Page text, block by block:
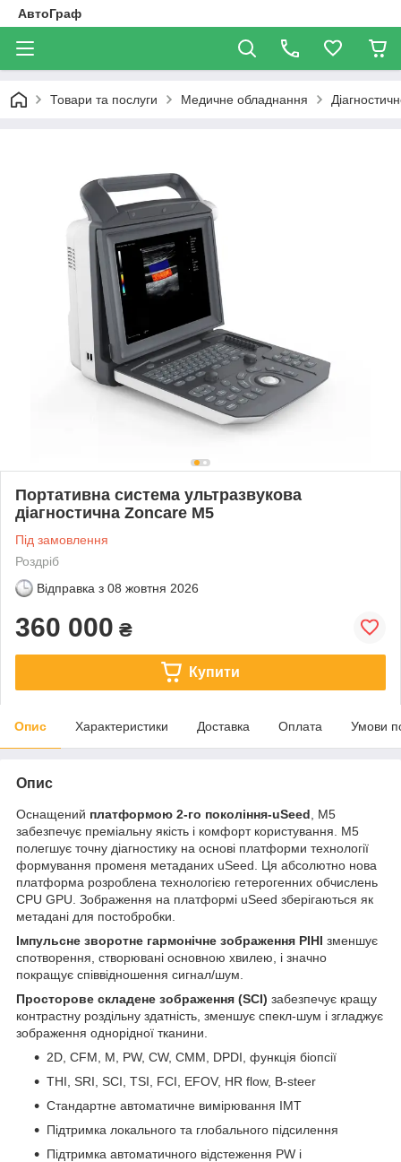
АвтоГраф
Товари та послуги Медичне обладнання
Портативна система ультразвукова
діагностична Zoncare M5
Під замовлення
Роздріб
Відправка з 08 жовтня 2026
360 000 ₴
Купити
Опис Характеристики Доставка Оплата Умови
Опис
Оснащений платформою 2-го покоління-uSeed , М5
забезпечує преміальну якість і комфорт користування. M5
полегшує точну діагностику на основі платформи технології
формування променя метаданих uSeed. Ця абсолютно нова
платформа розроблена технологією гетерогенних обчислень
CPU GPU. Зображення на платформі uSeed зберігаються як
метадані для постобробки.
Імпульсне зворотне гармонічне зображення PIHI зменшує
спотворення, створювані основною хвилею, і значно
покращує співвідношення сигнал/шум.
Просторове складене зображення (SCI) забезпечує кращу
контрастну роздільну здатність, зменшує спекл-шум і згладжує
зображення однорідної тканини.
2D, CFM, M, PW, CW, CMM, DPDI, функція біопсії
THI, SRI, SCI, TSI, FCI, EFOV, HR flow, B-steer
Стандартне автоматичне вимірювання IMT
Підтримка локального та глобального підсилення
Підтримка автоматичного відстеження PW і